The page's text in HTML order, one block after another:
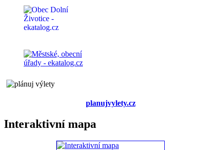
planujvylety.cz
Interaktivní mapa